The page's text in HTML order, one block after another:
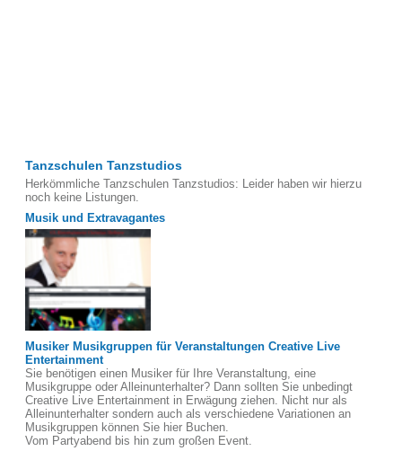
Tanzschulen Tanzstudios
Herkömmliche Tanzschulen Tanzstudios: Leider haben wir hierzu
noch keine Listungen.
Musik und Extravagantes
Musiker Musikgruppen für Veranstaltungen Creative Live
Entertainment
Sie benötigen einen Musiker für Ihre Veranstaltung, eine
Musikgruppe oder Alleinunterhalter? Dann sollten Sie unbedingt
Creative Live Entertainment in Erwägung ziehen. Nicht nur als
Alleinunterhalter sondern auch als verschiedene Variationen an
Musikgruppen können Sie hier Buchen.
Vom Partyabend bis hin zum großen Event.